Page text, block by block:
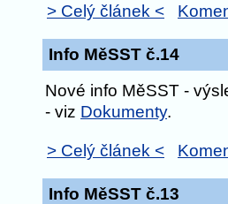
> Celý článek <
Info MěSST č.14
Nové info MěSST -
- viz Dokumenty.
> Celý článek <
Info MěSST č.13